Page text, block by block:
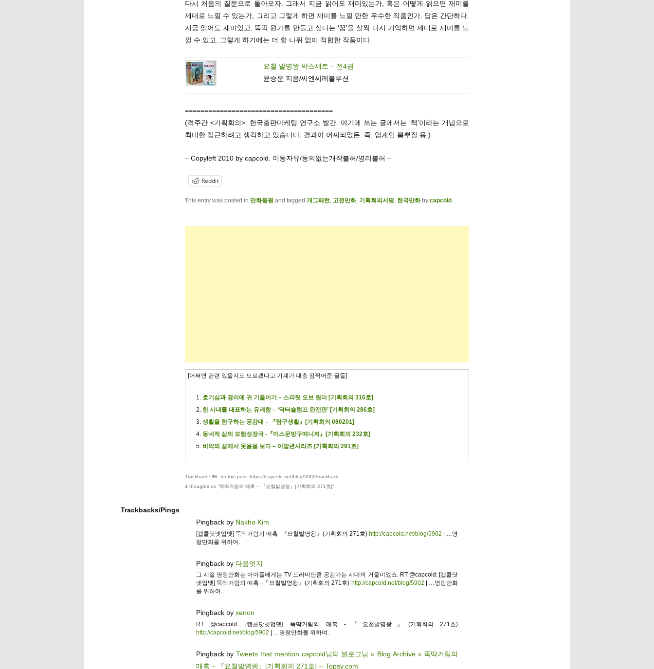
다시 처음의 질문으로 돌아오자. 그래서 지금 읽어도 재미있는가, 혹은 어떻게 읽으면 재미를
제대로 느낄 수 있는가, 그리고 그렇게 하면 재미를 느낄 만한 우수한 작품인가. 답은 간단하다.
지금 읽어도 재미있고, 뚝딱 뭔가를 만들고 싶다는 ‘꿈’을 살짝 다시 기억하면 제대로 재미를 느
낄 수 있고, 그렇게 하기에는 더 할 나위 없이 적합한 작품이다.
요철 발명왕 박스세트 – 전4권
윤승운 지음/씨엔씨레볼루션
======================================
(격주간 <기획회의>. 한국출판마케팅 연구소 발간. 여기에 쓰는 글에서는 ‘책’이라는 개념으로
최대한 접근하려고 생각하고 있습니다; 결과야 어찌되었든. 즉, 업계인 뽐뿌질 용.)
– Copyleft 2010 by capcold. 이동자유/동의없는개작불허/영리불허 –
Reddit
This entry was posted in 만화품평 and tagged 개그패턴 고전만화, 기획회의서평 한국만화by capcold.
[어쩌면 관련 있을지도 모르겠다고 기계가 대충 점찍어준 글들]
호기심과 경이에 귀 기울이기 – 스피릿 오브 원더 [기획회의 316호]
한 시대를 대표하는 유쾌함 – ‘닥터슬럼프 완전판’ [기획회의 286호]
생활을 탐구하는 공감대 – 『탐구생활』[기획회의 080201]
동네적 삶의 모험성장극 -『미스문방구매니저』[기획회의 232호]
비약의 끝에서 웃음을 보다 – 이말년시리즈 [기획회의 291호]
Trackback URL for this post: https://capcold.net/blog/5902/trackback
4 thoughts on “뚝딱거림의 매혹 – 『요철발명왕』[기획회의 271호]”
Trackbacks/Pings
Pingback by Nakho Kim
[캡콜닷넷업뎃] 뚝딱거림의 매혹 -『요철발명왕』(기획회의 271호)http://capcold.net/blog/5902 | …명
랑만화를 위하여.
Pingback by 다음엇지
그 시절 명랑만화는 아이들에게는 TV 드라마만큼 공감가는 시대의 거울이었죠. RT @capcold: [캡콜닷
넷업뎃] 뚝딱거림의 매혹 -『요철발명왕』(기획회의 271호) http://capcold.net/blog/5902 | …명랑만화
를 위하여.
Pingback by xenon
RT @capcold: [캡콜닷넷업뎃] 뚝딱거림의 매혹 -『요철발명왕』(기획회의 271호)
http://capcold.net/blog/5902 | …명랑만화를 위하여.
Pingback byTweets that mention capcold님의 블로그님 » Blog Archive » 뚝딱거림의
매혹 – 『요철발명왕』[기획회의 271호] -- Topsy.com